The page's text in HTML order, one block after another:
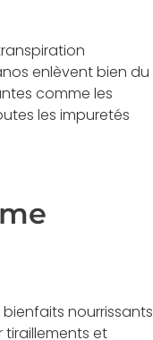
enlèvent bien du
comme les
les impuretés
bienfaits nourrissants
tiraillements et